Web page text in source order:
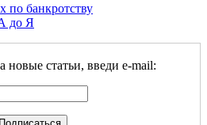
по банкротству
до Я
статьи, введи e-mail: